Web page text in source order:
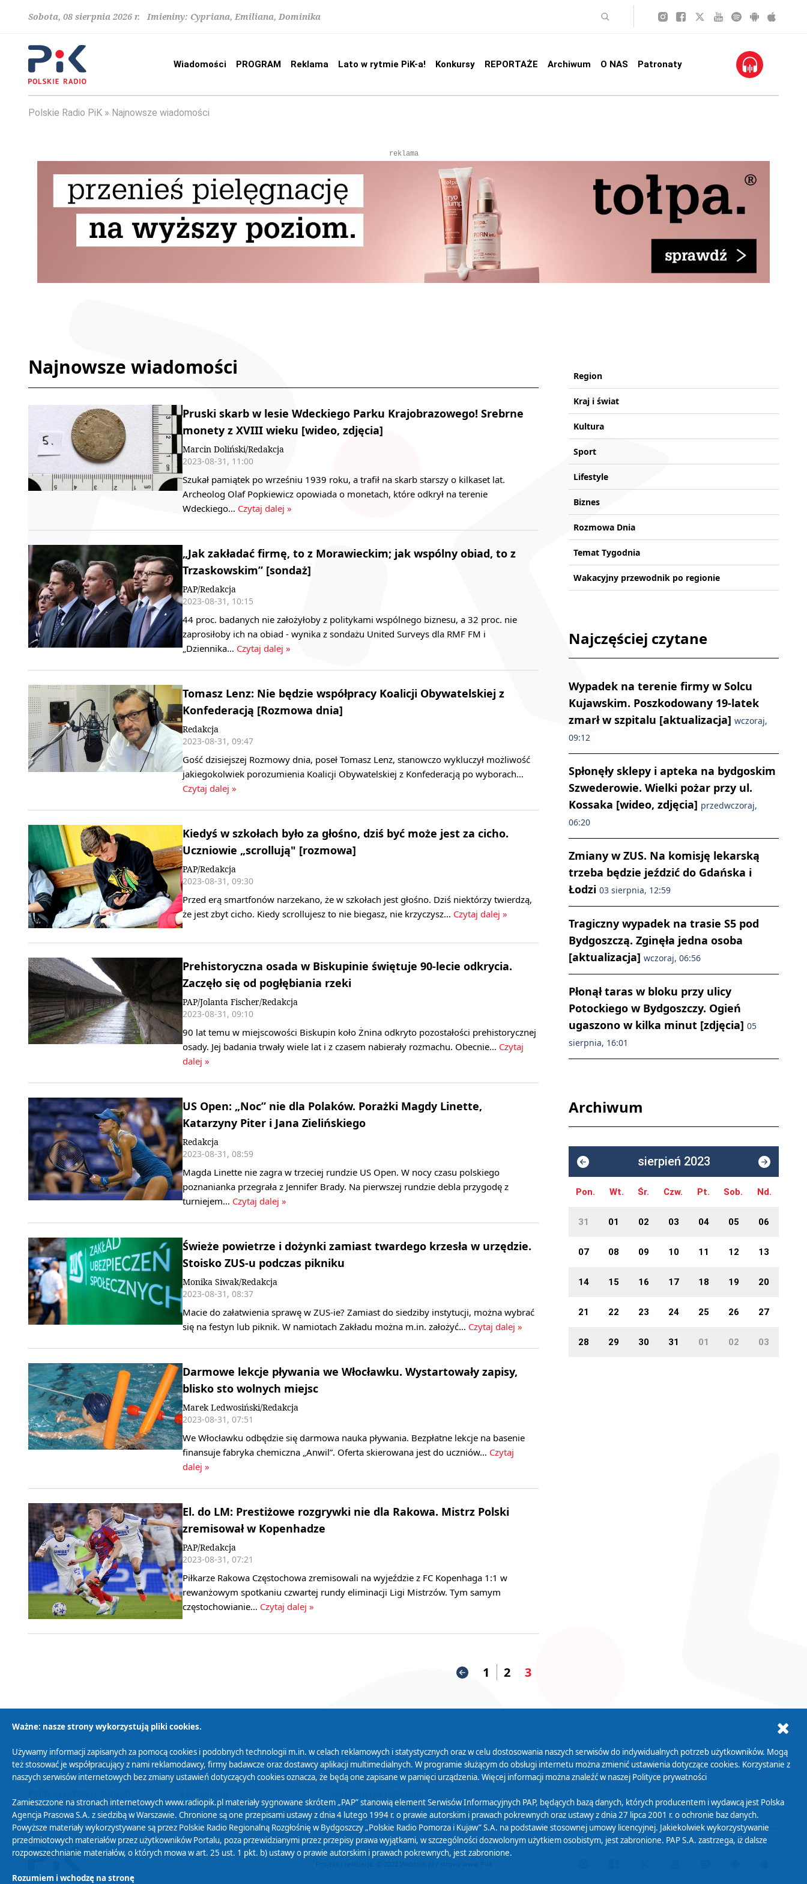
Sobota, 08 sierpnia 2026 r. Imieniny: Cypriana, Emiliana, Dominika
Wiadomości PROGRAM Reklama Lato w rytmie PiK-a! Konkursy REPORTAŻE Archiwum O NAS Patronaty
Polskie Radio PiK Najnowsze wiadomości
reklama
Najnowsze wiadomości
Pruski skarb w lesie Wdeckiego Parku Krajobrazowego! Srebrne
monety z XVIII wieku [wideo, zdjęcia]
Marcin Doliński/Redakcja
2023-08-31, 11:00
Szukał pamiątek po wrześniu 1939 roku, a trafił na skarb starszy o kilkaset lat.
Archeolog Olaf Popkiewicz opowiada o monetach, które odkrył na terenie
Wdeckiego… Czytaj dalej »
„Jak zakładać firmę, to z Morawieckim; jak wspólny obiad, to z
Trzaskowskim” [sondaż]
PAP/Redakcja
2023-08-31, 10:15
44 proc. badanych nie założyłoby z politykami wspólnego biznesu, a 32 proc. nie
zaprosiłoby ich na obiad - wynika z sondażu United Surveys dla RMF FM i
„Dziennika… Czytaj dalej »
Tomasz Lenz: Nie będzie współpracy Koalicji Obywatelskiej z
Konfederacją [Rozmowa dnia]
Redakcja
2023-08-31, 09:47
Gość dzisiejszej Rozmowy dnia, poseł Tomasz Lenz, stanowczo wykluczył możliwość
jakiegokolwiek porozumienia Koalicji Obywatelskiej z Konfederacją po wyborach…
Czytaj dalej »
Kiedyś w szkołach było za głośno, dziś być może jest za cicho.
Uczniowie „scrollują" [rozmowa]
PAP/Redakcja
2023-08-31, 09:30
Przed erą smartfonów narzekano, że w szkołach jest głośno. Dziś niektórzy twierdzą,
że jest zbyt cicho. Kiedy scrollujesz to nie biegasz, nie krzyczysz… Czytaj dalej »
Prehistoryczna osada w Biskupinie świętuje 90-lecie odkrycia.
Zaczęło się od pogłębiania rzeki
PAP/Jolanta Fischer/Redakcja
2023-08-31, 09:10
90 lat temu w miejscowości Biskupin koło Żnina odkryto pozostałości prehistorycznej
osady. Jej badania trwały wiele lat i z czasem nabierały rozmachu. Obecnie… Czytaj
dalej »
US Open: „Noc” nie dla Polaków. Porażki Magdy Linette,
Katarzyny Piter i Jana Zielińskiego
Redakcja
2023-08-31, 08:59
Magda Linette nie zagra w trzeciej rundzie US Open. W nocy czasu polskiego
poznanianka przegrała z Jennifer Brady. Na pierwszej rundzie debla przygodę z
turniejem… Czytaj dalej »
Świeże powietrze i dożynki zamiast twardego krzesła w urzędzie.
Stoisko ZUS-u podczas pikniku
Monika Siwak/Redakcja
2023-08-31, 08:37
Macie do załatwienia sprawę w ZUS-ie? Zamiast do siedziby instytucji, można wybrać
się na festyn lub piknik. W namiotach Zakładu można m.in. założyć… Czytaj dalej »
Darmowe lekcje pływania we Włocławku. Wystartowały zapisy,
blisko sto wolnych miejsc
Marek Ledwosiński/Redakcja
2023-08-31, 07:51
We Włocławku odbędzie się darmowa nauka pływania. Bezpłatne lekcje na basenie
finansuje fabryka chemiczna „Anwil”. Oferta skierowana jest do uczniów… Czytaj
dalej »
El. do LM: Prestiżowe rozgrywki nie dla Rakowa. Mistrz Polski
zremisował w Kopenhadze
PAP/Redakcja
2023-08-31, 07:21
Piłkarze Rakowa Częstochowa zremisowali na wyjeździe z FC Kopenhaga 1:1 w
rewanżowym spotkaniu czwartej rundy eliminacji Ligi Mistrzów. Tym samym
częstochowianie… Czytaj dalej »
1 2 3
Region
Kraj i świat
Kultura
Sport
Lifestyle
Biznes
Rozmowa Dnia
Temat Tygodnia
Wakacyjny przewodnik po regionie
Najczęściej czytane
Wypadek na terenie firmy w Solcu
Kujawskim. Poszkodowany 19-latek
zmarł w szpitalu [aktualizacja] wczoraj,
09:12
Spłonęły sklepy i apteka na bydgoskim
Szwederowie. Wielki pożar przy ul.
Kossaka [wideo, zdjęcia] przedwczoraj,
06:20
Zmiany w ZUS. Na komisję lekarską
trzeba będzie jeździć do Gdańska i
Łodzi 03 sierpnia, 12:59
Tragiczny wypadek na trasie S5 pod
Bydgoszczą. Zginęła jedna osoba
[aktualizacja] wczoraj, 06:56
Płonął taras w bloku przy ulicy
Potockiego w Bydgoszczy. Ogień
ugaszono w kilka minut [zdjęcia] 05
sierpnia, 16:01
Archiwum
sierpień 2023
Pon. Wt. Śr. Czw. Pt. Sob. Nd.
31 01 02 03 04 05 06
07 08 09 10 11 12 13
14 15 16 17 18 19 20
21 22 23 24 25 26 27
28 29 30 31 01 02 03
Polityka Prywatności Zasady korzystania z Serwisu
Organizacje Pożytku
Publicznego
Cyfryzacja DAB+
osobowych
Biuletyn Informacji
Publicznej
Ważne: nasze strony wykorzystują pliki cookies.
Używamy informacji zapisanych za pomocą cookies i podobnych technologii m.in. w celach reklamowych i statystycznych oraz w celu dostosowania naszych serwisów do indywidualnych potrzeb użytkowników. Mogą
też stosować je współpracujący z nami reklamodawcy, firmy badawcze oraz dostawcy aplikacji multimedialnych. W programie służącym do obsługi internetu można zmienić ustawienia dotyczące cookies. Korzystanie z
naszych serwisów internetowych bez zmiany ustawień dotyczących cookies oznacza, że będą one zapisane w pamięci urządzenia. Więcej informacji można znaleźć w naszej Polityce prywatności
Zamieszczone na stronach internetowych www.radiopik.pl materiały sygnowane skrótem „PAP” stanowią element Serwisów Informacyjnych PAP, będących bazą danych, których producentem i wydawcą jest Polska
Agencja Prasowa S.A. z siedzibą w Warszawie. Chronione są one przepisami ustawy z dnia 4 lutego 1994 r. o prawie autorskim i prawach pokrewnych oraz ustawy z dnia 27 lipca 2001 r. o ochronie baz danych.
Powyższe materiały wykorzystywane są przez Polskie Radio Regionalną Rozgłośnię w Bydgoszczy „Polskie Radio Pomorza i Kujaw” S.A. na podstawie stosownej umowy licencyjnej. Jakiekolwiek wykorzystywanie
przedmiotowych materiałów przez użytkowników Portalu, poza przewidzianymi przez przepisy prawa wyjątkami, w szczególności dozwolonym użytkiem osobistym, jest zabronione. PAP S.A. zastrzega, iż dalsze
rozpowszechnianie materiałów, o których mowa w art. 25 ust. 1 pkt. b) ustawy o prawie autorskim i prawach pokrewnych, jest zabronione.
Rozumiem i wchodzę na stronę